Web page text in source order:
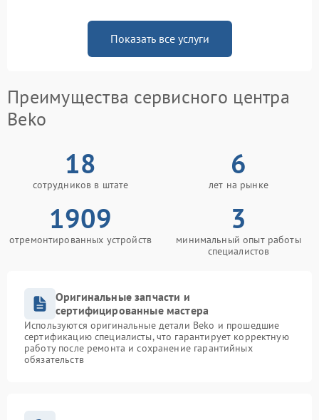
Показать все услуги
Преимущества сервисного центра
Beko
18
сотрудников в штате
6
лет на рынке
1909
отремонтированных устройств
3
минимальный опыт работы
специалистов
Оригинальные запчасти и
сертифицированные мастера
Используются оригинальные детали Beko и прошедшие
сертификацию специалисты, что гарантирует корректную
работу после ремонта и сохранение гарантийных
обязательств